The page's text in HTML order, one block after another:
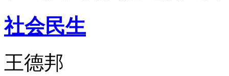
社会民生
王德邦